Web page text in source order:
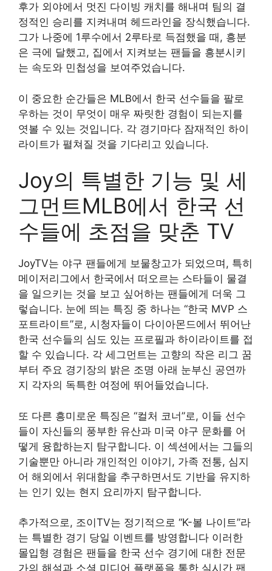
후가 외야에서 멋진 다이빙 캐치를 해내며 팀의 결
정적인 승리를 지켜내며 헤드라인을 장식했습니다.
그가 나중에 1루수에서 2루타로 득점했을 때, 흥분
은 극에 달했고, 집에서 지켜보는 팬들을 흥분시키
는 속도와 민첩성을 보여주었습니다.
이 중요한 순간들은 MLB에서 한국 선수들을 팔로
우하는 것이 무엇이 매우 짜릿한 경험이 되는지를
엿볼 수 있는 것입니다. 각 경기마다 잠재적인 하이
라이트가 펼쳐질 것을 기다리고 있습니다.
Joy의 특별한 기능 및 세
그먼트MLB에서 한국 선
수들에 초점을 맞춘 TV
JoyTV는 야구 팬들에게 보물창고가 되었으며, 특히
메이저리그에서 한국에서 떠오르는 스타들이 물결
을 일으키는 것을 보고 싶어하는 팬들에게 더욱 그
렇습니다. 눈에 띄는 특징 중 하나는 “한국 MVP 스
포트라이트”로, 시청자들이 다이아몬드에서 뛰어난
한국 선수들의 심도 있는 프로필과 하이라이트를 접
할 수 있습니다. 각 세그먼트는 고향의 작은 리그 꿈
부터 주요 경기장의 밝은 조명 아래 눈부신 공연까
지 각자의 독특한 여정에 뛰어들었습니다.
또 다른 흥미로운 특징은 “컬처 코너”로, 이들 선수
들이 자신들의 풍부한 유산과 미국 야구 문화를 어
떻게 융합하는지 탐구합니다. 이 섹션에서는 그들의
기술뿐만 아니라 개인적인 이야기, 가족 전통, 심지
어 해외에서 위대함을 추구하면서도 기반을 유지하
는 인기 있는 현지 요리까지 탐구합니다.
추가적으로, 조이TV는 정기적으로 “K-볼 나이트”라
는 특별한 경기 당일 이벤트를 방영합니다 이러한
몰입형 경험은 팬들을 한국 선수 경기에 대한 전문
가의 해설과 소셜 미디어 플랫폼을 통한 실시간 팬